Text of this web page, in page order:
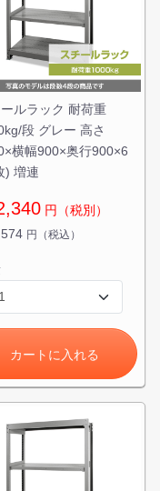
ルラック 耐荷重
段 グレー 高さ
横幅900×奥行900×6
) 増連
円（税別）
円（税込）
カートに入れる
。
にてお値引き保証い
文を受け付けており